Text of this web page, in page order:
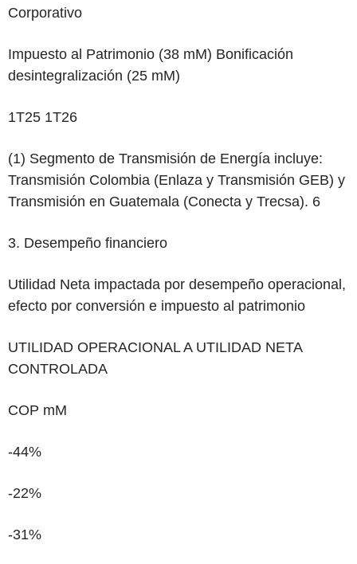
Corporativo
Impuesto al Patrimonio (38 mM) Bonificación
desintegralización (25 mM)
1T25 1T26
(1) Segmento de Transmisión de Energía incluye:
Transmisión Colombia (Enlaza y Transmisión GEB) y
Transmisión en Guatemala (Conecta y Trecsa). 6
‌3. Desempeño financiero
Utilidad Neta impactada por desempeño operacional,
efecto por conversión e impuesto al patrimonio
UTILIDAD OPERACIONAL A UTILIDAD NETA
CONTROLADA
COP mM
-44%
-22%
-31%